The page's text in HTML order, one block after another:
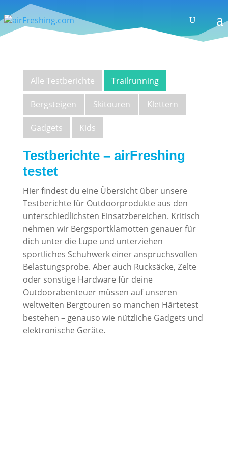
Alle Testberichte Trailrunning
Bergsteigen Skitouren Klettern
Gadgets Kids
Testberichte – airFreshing
testet
Hier findest du eine Übersicht über unsere
Testberichte für Outdoorprodukte aus den
unterschiedlichsten Einsatzbereichen. Kritisch
nehmen wir Bergsportklamotten genauer für
dich unter die Lupe und unterziehen
sportliches Schuhwerk einer anspruchsvollen
Belastungsprobe. Aber auch Rucksäcke, Zelte
oder sonstige Hardware für deine
Outdoorabenteuer müssen auf unseren
weltweiten Bergtouren so manchen Härtetest
bestehen – genauso wie nützliche Gadgets und
elektronische Geräte.